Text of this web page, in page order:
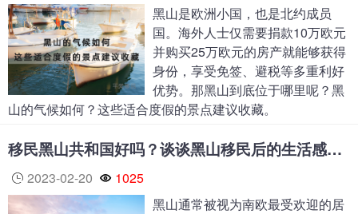
黑山是欧洲小国，也是北约成员
国。海外人士仅需要捐款10万欧元
并购买25万欧元的房产就能够获得
身份，享受免签、避税等多重利好
优势。那黑山到底位于哪里呢？黑
山的气候如何？这些适合度假的景点建议收藏。
移民黑山共和国好吗？谈谈黑山移民后的生活感受！
2023-02-20
1025
黑山通常被视为南欧最受欢迎的居